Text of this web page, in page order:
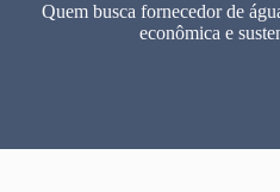
Quem busca fornecedor de
econômica e